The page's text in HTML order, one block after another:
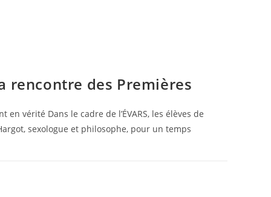
rencontre des Premières
en vérité Dans le cadre de l’ÉVARS, les élèves de
sexologue et philosophe, pour un temps